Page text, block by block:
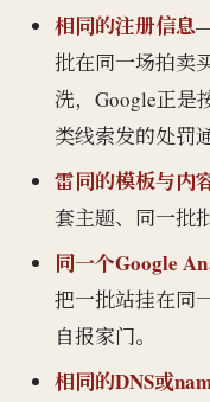
相同的注册信息
批在同一场拍卖
洗，Google正是
类线索发的处罚
雷同的模板与内
套主题、同一批
同一个Google
把一批站挂在同
自报家门。
相同的DNS或